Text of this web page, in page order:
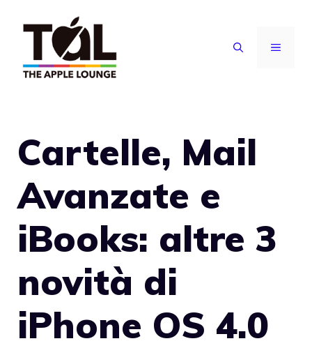
contenuto
MENU
Cartelle, Mail
Avanzate e
iBooks: altre 3
novità di
iPhone OS 4.0